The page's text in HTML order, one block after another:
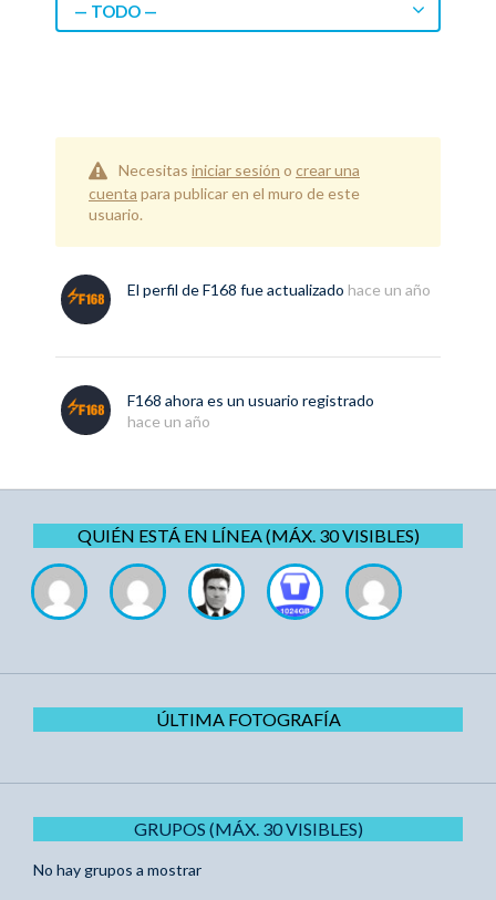
— TODO —
Necesitas iniciar sesión o crear una
cuenta para publicar en el muro de este
usuario.
El perfil deF168 fue actualizado hace un año
F168 ahora es un usuario registrado
hace un año
QUIÉN ESTÁ EN LÍNEA (MÁX. 30 VISIBLES)
ÚLTIMA FOTOGRAFÍA
GRUPOS (MÁX. 30 VISIBLES)
No hay grupos a mostrar